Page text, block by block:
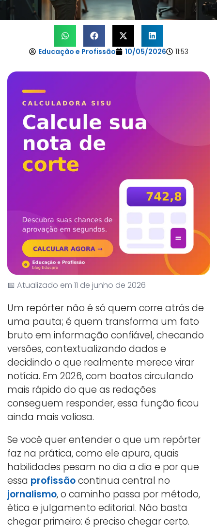
Educação e Profissão 10/05/2026 11:53
📅 Atualizado em 11 de junho de 2026
Um repórter não é só quem corre atrás de
uma pauta; é quem transforma um fato
bruto em informação confiável, checando
versões, contextualizando dados e
decidindo o que realmente merece virar
notícia. Em 2026, com boatos circulando
mais rápido do que as redações
conseguem responder, essa função ficou
ainda mais valiosa.
Se você quer entender o que um repórter
faz na prática, como ele apura, quais
habilidades pesam no dia a dia e por que
essa profissãocontinua central no
jornalismo, o caminho passa por método,
ética e julgamento editorial. Não basta
chegar primeiro: é preciso chegar certo.